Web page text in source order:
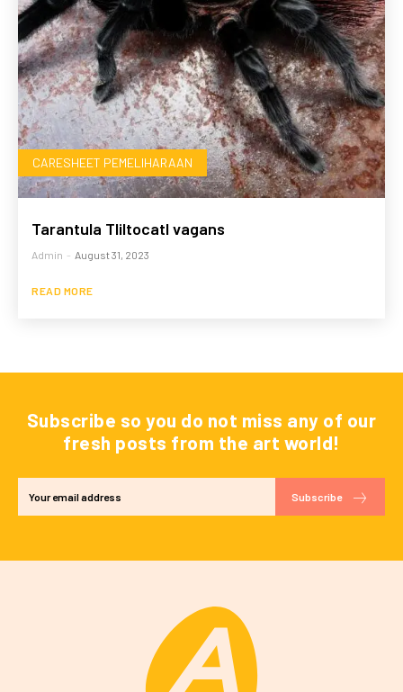
CARESHEET PEMELIHARAAN
Tarantula Tliltocatl vagans
Admin - August 31, 2023
READ MORE
Subscribe so you do not miss any of our
fresh posts from the art world!
Subscribe